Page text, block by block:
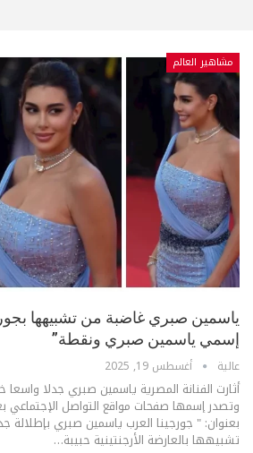
مشاهير العالم
ياسمين صبري غاضبة من تشبيهها
إسمي ياسمين صبري ونقطة”
عالية أغسطس 19, 2025
أثارت الفنانة المصرية ياسمين صبري جدلا واسعا
وتصدر إسمها صفحات مواقع التواصل الإجتماعي
بعنوان: " جورجينا العرب ياسمين صبري
تشبيهها بالعارضة الأرجنتينية حبيبة…